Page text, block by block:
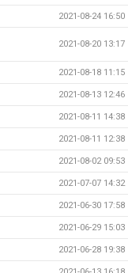
2021-08-24 16:50
2021-08-20 13:17
2021-08-18 11:15
2021-08-13 12:46
2021-08-11 14:38
2021-08-11 12:38
2021-08-02 09:53
2021-07-07 14:32
2021-06-30 17:58
2021-06-29 15:03
2021-06-28 19:38